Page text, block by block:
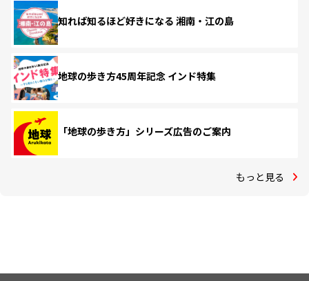
知れば知るほど好きになる 湘南・江の島
地球の歩き方45周年記念 インド特集
「地球の歩き方」シリーズ広告のご案内
もっと見る